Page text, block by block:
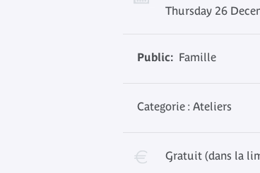
Thursday 26
Public: Famille
Categorie : Ateliers
Gratuit (dans la